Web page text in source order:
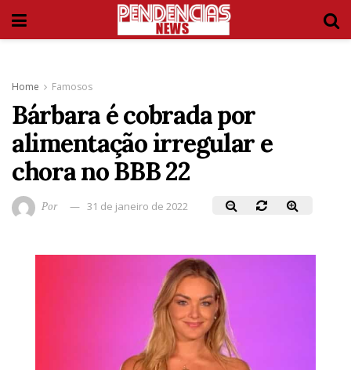
Home Famosos
Bárbara é cobrada por
alimentação irregular e
chora no BBB 22
Por 31 de janeiro de 2022